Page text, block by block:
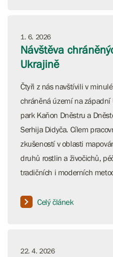
1. 6. 2026
Návštěva
Ukrajině
Čtyři z nás navštívili v
chráněná území na
park Kaňon Dněstru a
Serhija Didyča. Cílem
zkušeností v oblasti
druhů rostlin a živočichů,
tradičních i moderních
Celý článek
22. 4. 2026